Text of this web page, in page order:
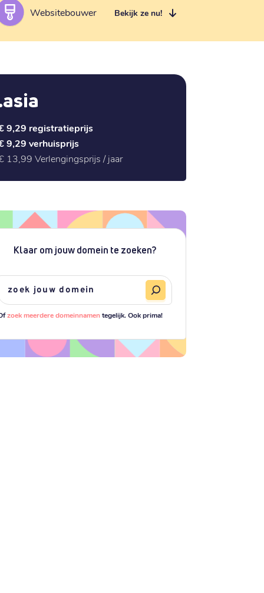
Websitebouwer Bekijk ze nu!
9,29 registratieprijs
9,29 verhuisprijs
13,99 Verlengingsprijs / jaar
Klaar om jouw domein te zoeken?
zoek meerdere domeinnamentegelijk. Ook prima!